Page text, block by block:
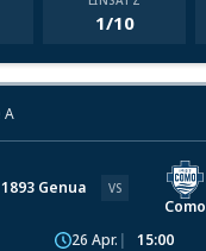
1/10
A
1893 Genua VS
Como
26 Apr.
15:00